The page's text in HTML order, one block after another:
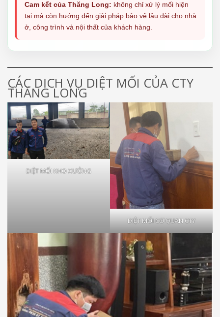
Cam kết của Thăng Long: không chỉ xử lý mối hiện
tại mà còn hướng đến giải pháp bảo vệ lâu dài cho nhà
ở, công trình và nội thất của khách hàng.
CÁC DỊCH VỤ DIỆT MỐI CỦA CTY
THĂNG LONG
DIỆT MỐI KHO XƯỞNG
DIỆT MỐI CƠ QUAN CTY